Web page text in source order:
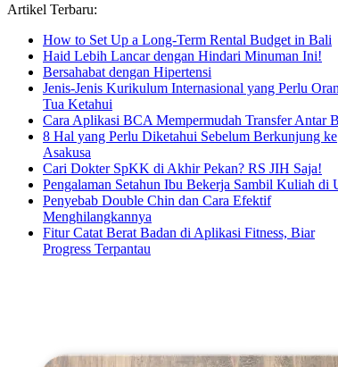
Artikel Terbaru:
How to Set Up a Long-Term Rental Budget in Bali
Haid Lebih Lancar dengan Hindari Minuman Ini!
Bersahabat dengan Hipertensi
Jenis-Jenis Kurikulum Internasional yang Perlu
Tua Ketahui
Cara Aplikasi BCA Mempermudah Transfer Antar
8 Hal yang Perlu Diketahui Sebelum Berkunjung ke
Asakusa
Cari Dokter SpKK di Akhir Pekan? RS JIH Saja!
Pengalaman Setahun Ibu Bekerja Sambil Kuliah di
Penyebab Double Chin dan Cara Efektif
Menghilangkannya
Fitur Catat Berat Badan di Aplikasi Fitness, Biar
Progress Terpantau